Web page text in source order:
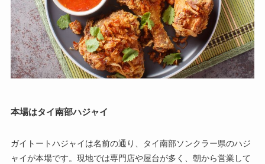
本場はタイ南部ハジャイ
ガイトートハジャイは名前の通り、タイ南部ソンクラー県のハジ
ャイが本場です。現地では専門店や屋台が多く、朝から営業して